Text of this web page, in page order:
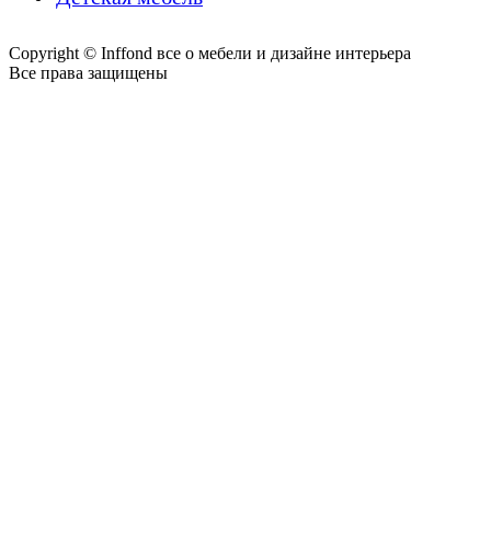
Copyright © Inffond все о мебели и дизайне интерьера
Все права защищены